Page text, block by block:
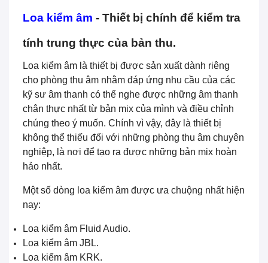
Loa kiểm âm - Thiết bị chính để kiểm tra
tính trung thực của bản thu.
Loa kiểm âm là thiết bị được sản xuất dành riêng
cho phòng thu âm nhằm đáp ứng nhu cầu của các
kỹ sư âm thanh có thể nghe được những âm thanh
chân thực nhất từ bản mix của mình và điều chỉnh
chúng theo ý muốn. Chính vì vậy, đây là thiết bị
không thể thiếu đối với những phòng thu âm chuyên
nghiệp, là nơi để tạo ra được những bản mix hoàn
hảo nhất.
Một số dòng loa kiểm âm được ưa chuộng nhất hiện
nay:
Loa kiểm âm Fluid Audio.
Loa kiểm âm JBL.
Loa kiểm âm KRK.